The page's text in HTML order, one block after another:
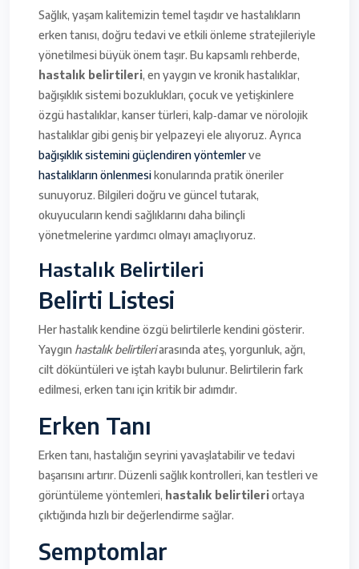
Sağlık, yaşam kalitemizin temel taşıdır ve hastalıkların
erken tanısı, doğru tedavi ve etkili önleme stratejileriyle
yönetilmesi büyük önem taşır. Bu kapsamlı rehberde,
hastalık belirtileri, en yaygın ve kronik hastalıklar,
bağışıklık sistemi bozuklukları, çocuk ve yetişkinlere
özgü hastalıklar, kanser türleri, kalp‑damar ve nörolojik
hastalıklar gibi geniş bir yelpazeyi ele alıyoruz. Ayrıca
bağışıklık sistemini güçlendiren yöntemlerve
hastalıkların önlenmesikonularında pratik öneriler
sunuyoruz. Bilgileri doğru ve güncel tutarak,
okuyucuların kendi sağlıklarını daha bilinçli
yönetmelerine yardımcı olmayı amaçlıyoruz.
Hastalık Belirtileri
Belirti Listesi
Her hastalık kendine özgü belirtilerle kendini gösterir.
Yaygın hastalık belirtileriarasında ateş, yorgunluk, ağrı,
cilt döküntüleri ve iştah kaybı bulunur. Belirtilerin fark
edilmesi, erken tanı için kritik bir adımdır.
Erken Tanı
Erken tanı, hastalığın seyrini yavaşlatabilir ve tedavi
başarısını artırır. Düzenli sağlık kontrolleri, kan testleri ve
görüntüleme yöntemleri, hastalık belirtileriortaya
çıktığında hızlı bir değerlendirme sağlar.
Semptomlar